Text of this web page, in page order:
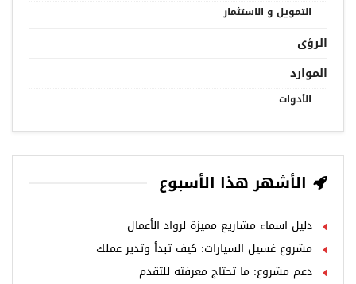
التمويل و الاستثمار
الرؤى
الموارد
الأدوات
الأشهر هذا الأسبوع
دليل اسماء مشاريع مميزة لرواد الأعمال
مشروع غسيل السيارات: كيف تبدأ وتدير عملك
دعم مشروع: ما تحتاج معرفته للتقدم